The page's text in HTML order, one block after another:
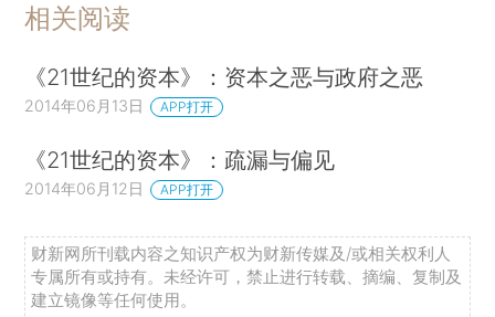
相关阅读
《21世纪的资本》：资本之恶与政府之恶
2014年06月13日 APP打开
《21世纪的资本》：疏漏与偏见
2014年06月12日 APP打开
财新网所刊载内容之知识产权为财新传媒及/或相关权利人
专属所有或持有。未经许可，禁止进行转载、摘编、复制及
建立镜像等任何使用。